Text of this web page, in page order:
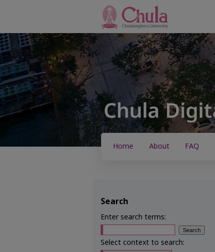
Home About FAQ
Search
Enter search terms:
Select context to search: